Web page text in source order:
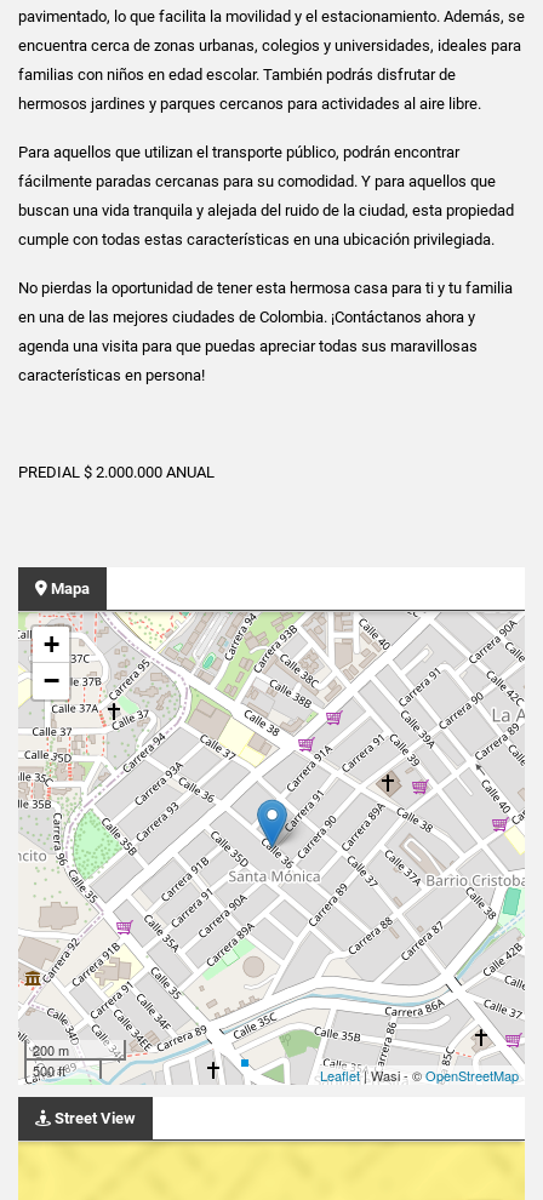
pavimentado, lo que facilita la movilidad y el estacionamiento. Además, se
encuentra cerca de zonas urbanas, colegios y universidades, ideales para
familias con niños en edad escolar. También podrás disfrutar de
hermosos jardines y parques cercanos para actividades al aire libre.
Para aquellos que utilizan el transporte público, podrán encontrar
fácilmente paradas cercanas para su comodidad. Y para aquellos que
buscan una vida tranquila y alejada del ruido de la ciudad, esta propiedad
cumple con todas estas características en una ubicación privilegiada.
No pierdas la oportunidad de tener esta hermosa casa para ti y tu familia
en una de las mejores ciudades de Colombia. ¡Contáctanos ahora y
agenda una visita para que puedas apreciar todas sus maravillosas
características en persona!
PREDIAL $ 2.000.000 ANUAL
Mapa
+
−
200 m
500 ft
Leaflet| Wasi - ©OpenStreetMap
Street View